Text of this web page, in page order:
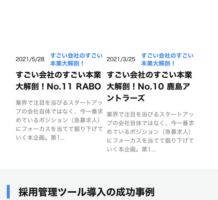
2021/5/28
すごい会社のすごい
本業大解剖！
すごい会社のすごい本業
大解剖！No.11 RABO
業界で注目を浴びるスタートアッ
プの会社自体ではなく、今一番求
めているポジション（急募求人）
にフォーカスを当てて掘り下げて
いく本企画。第1...
2021/3/25
すごい会社のすごい
本業大解剖！
すごい会社のすごい本業
大解剖！No.10 鹿島ア
ントラーズ
業界で注目を浴びるスタートアッ
プの会社自体ではなく、今一番求
めているポジション（急募求人）
にフォーカスを当てて掘り下げて
いく本企画。第1...
採用管理ツール導入の成功事例